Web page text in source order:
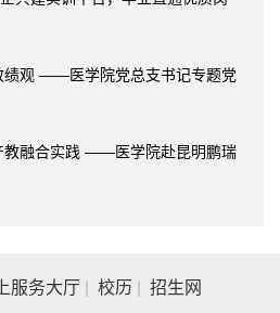
绩观 ——医学院党总支书记专题党
教融合实践 ——医学院赴昆明鹏瑞
动​
服务大厅 校历 招生网